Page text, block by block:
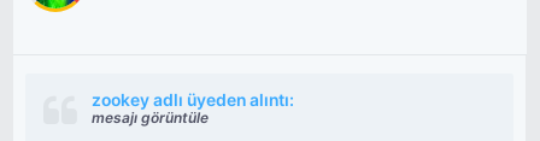
zookey adlı üyeden alıntı:
mesajı görüntüle